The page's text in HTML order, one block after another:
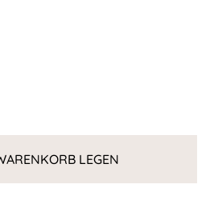
LEGEN